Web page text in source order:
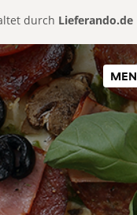
durch Lieferando.de